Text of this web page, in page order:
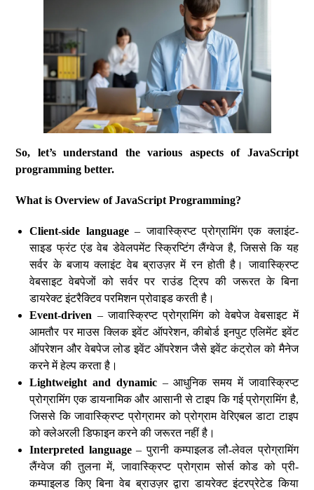
So, let’s understand the various aspects of JavaScript
programming better.
What is Overview of JavaScript Programming?
Client-side language– जावास्क्रिप्ट प्रोग्रामिंग एक क्लाइंट-
साइड फ्रंट एंड वेब डेवेलपमेंट स्क्रिप्टिंग लैंग्वेज है, जिससे कि यह
सर्वर के बजाय क्लाइंट वेब ब्राउज़र में रन होती है। जावास्क्रिप्ट
वेबसाइट वेबपेजों को सर्वर पर राउंड ट्रिप की जरूरत के बिना
डायरेक्ट इंटरैक्टिव परमिशन प्रोवाइड करती है।
Event-driven – जावास्क्रिप्ट प्रोग्रामिंग को वेबपेज वेबसाइट में
आमतौर पर माउस क्लिक इवेंट ऑपरेशन, कीबोर्ड इनपुट एलिमेंट इवेंट
ऑपरेशन और वेबपेज लोड इवेंट ऑपरेशन जैसे इवेंट कंट्रोल को मैनेज
करने में हेल्प करता है।
Lightweight and dynamic– आधुनिक समय में जावास्क्रिप्ट
प्रोग्रामिंग एक डायनामिक और आसानी से टाइप कि गई प्रोग्रामिंग है,
जिससे कि जावास्क्रिप्ट प्रोग्रामर को प्रोग्राम वेरिएबल डाटा टाइप
को क्लेअरली डिफाइन करने की जरूरत नहीं है।
Interpreted language– पुरानी कम्पाइलड लौ-लेवल प्रोग्रामिंग
लैंग्वेज की तुलना में, जावास्क्रिप्ट प्रोग्राम सोर्स कोड को प्री-
कम्पाइलड किए बिना वेब ब्राउज़र द्वारा डायरेक्ट इंटरप्रेटेड किया